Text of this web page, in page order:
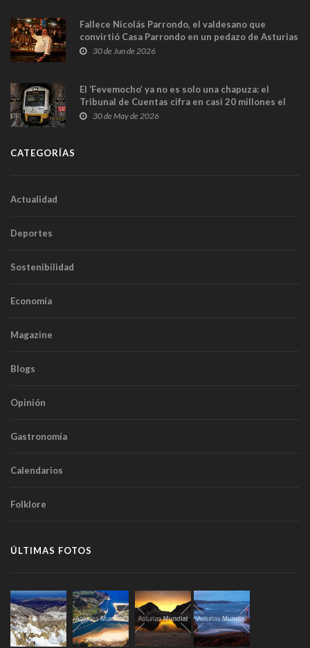
Fallece Nicolás Parrondo, el valdesano que
convirtió Casa Parrondo en un pedazo de Asturias
en Madrid
30 de Jun de 2026
El ‘Fevemocho’ ya no es solo una chapuza: el
Tribunal de Cuentas cifra en casi 20 millones el
sobrecoste de los trenes que no cabían por los
30 de May de 2026
CATEGORÍAS
Actualidad
Deportes
Sostenibilidad
Economía
Magazine
Blogs
Opinión
Gastronomía
Calendarios
Folklore
ÚLTIMAS FOTOS